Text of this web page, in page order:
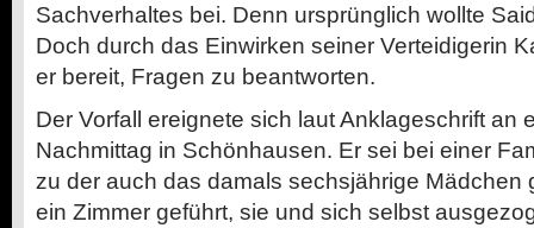
Sachverhaltes bei. Denn ursprünglich wollte
Doch durch das Einwirken seiner Verteidigerin
er bereit, Fragen zu beantworten.
Der Vorfall ereignete sich laut Anklageschrift an
Nachmittag in Schönhausen. Er sei bei einer
zu der auch das damals sechsjährige Mädchen
ein Zimmer geführt, sie und sich selbst